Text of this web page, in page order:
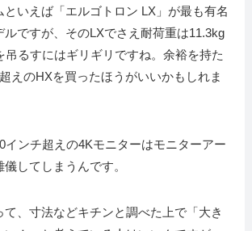
いえば「エルゴトロン LX」が最も有名
ルですが、そのLXでさえ耐荷重は11.3kg
吊るすにはギリギリですね。余裕を持た
えのHXを買ったほうがいいかもしれま
インチ超えの4Kモニターはモニターアー
してしまうんです。
、寸法などキチンと調べた上で「大き